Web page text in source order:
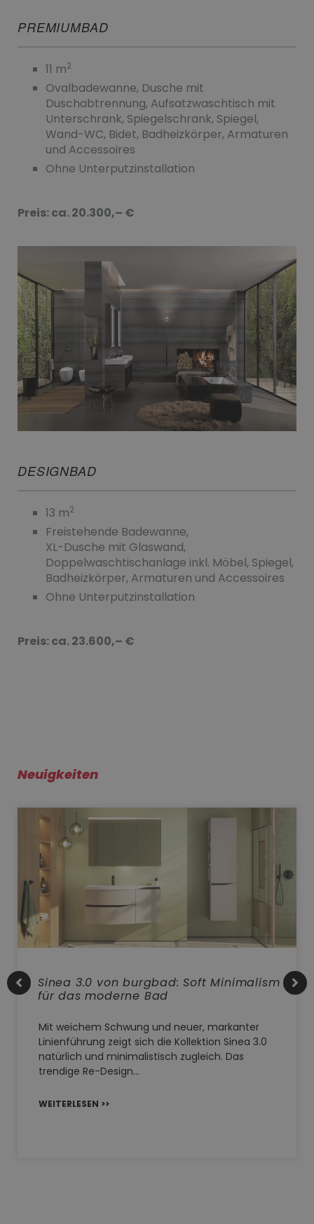
PREMIUMBAD
11 m2
Ovalbadewanne, Dusche mit
Duschabtrennung, Aufsatzwaschtisch mit
Unterschrank, Spiegelschrank, Spiegel,
Wand-WC, Bidet, Badheizkörper, Armaturen
und Accessoires
Ohne Unterputzinstallation
Preis: ca. 20.300,– €
DESIGNBAD
13 m2
Freistehende Badewanne,
XL-Dusche mit Glaswand,
Doppelwaschtischanlage inkl. Möbel, Spiegel,
Badheizkörper, Armaturen und Accessoires
Ohne Unterputzinstallation
Preis: ca. 23.600,– €
Neuigkeiten
Sinea 3.0 von burgbad: Soft Minimalism
für das moderne Bad
Mit weichem Schwung und neuer, markanter
Linienführung zeigt sich die Kollektion Sinea 3.0
natürlich und minimalistisch zugleich. Das
trendige Re-Design…
WEITERLESEN >>